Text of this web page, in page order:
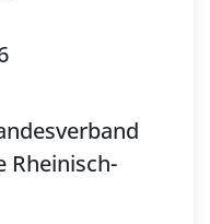
Rheinisch-